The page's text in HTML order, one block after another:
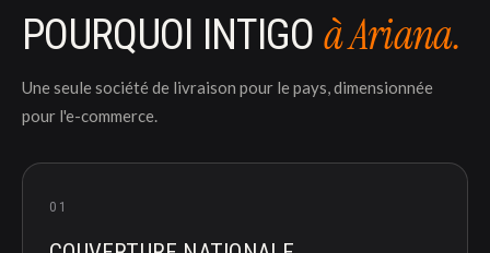
POURQUOI INTIGOà Ariana.
Une seule société de livraison pour le pays, dimensionnée
pour l'e-commerce.
01